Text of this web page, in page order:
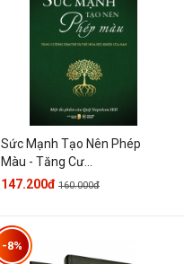
Sức Mạnh Tạo Nên Phép
Màu - Tăng Cư...
147.200đ 160.000đ
-8%